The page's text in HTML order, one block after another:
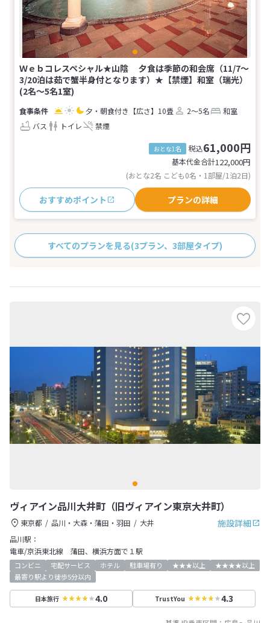
Ｗｅｂコレスペシャル★山陰 夕食は季節の和会席（11/7～
3/20泊は茹で蟹半身付となります）★【禁煙】和室（瑞光）
(2名～5名1室)
夕・朝食付き 【広さ】10畳 2～5名
和室
バス
トイレ 禁煙
おとな1名 税込61,000円
基本代金合計122,000円
(おとな2名 こども0名・1部屋/1泊2日)
おすすめポイント プランの詳細
すべてのプランを見る(3プラン、3部屋タイプ)
ヴィアイン品川大井町（旧ヴィアイン東京大井町）
施設詳細
東京都 品川・大森・蒲田・羽田
大井
品川駅：
電車/京浜東北線 蒲田、横浜方面で１駅
コンビニ 宅配サービス ホテル 駐車場有り ★★★以上
★★★★以上
最寄り駅より徒歩5分以内
日本旅行 4.0 TrustYou 4.3